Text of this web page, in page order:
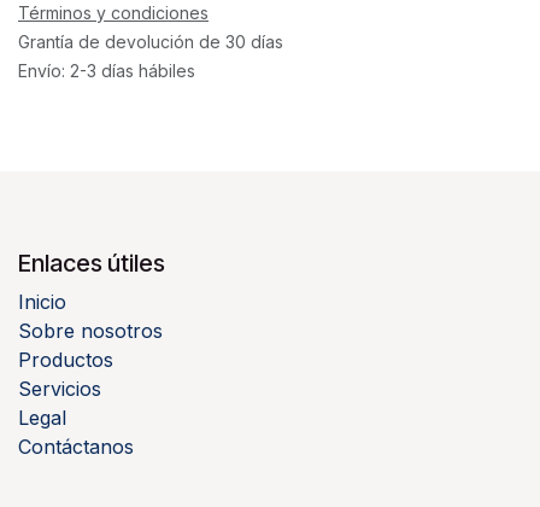
Términos y condiciones
Grantía de devolución de 30 días
Envío: 2-3 días hábiles
Enlaces útiles
Inicio
Sobre nosotros
Productos
Servicios
Legal
Contáctanos